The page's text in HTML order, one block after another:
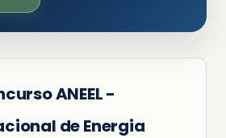
ANEEL -
de Energia